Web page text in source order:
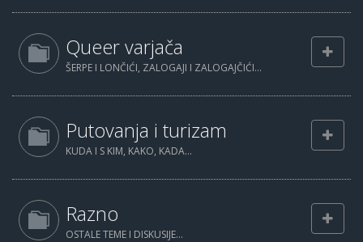
Queer varjača
ŠERPE I LONČIĆI, ZALOGAJI I ZALOGAJČIĆI...
Putovanja i turizam
KUDA I S KIM, KAKO, KADA...
Razno
OSTALE TEME I DISKUSIJE...